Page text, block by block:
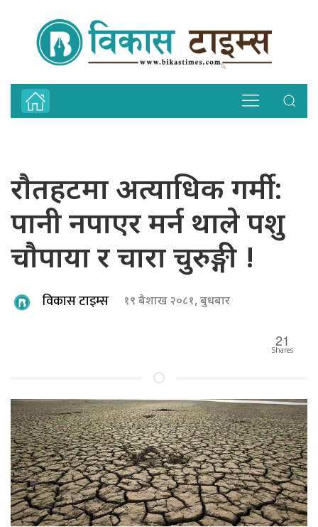
राैतहटमा अत्याधिक गर्मी :
पानी नपाएर मर्न थाले पशु
चाैपाया र चारा चुरुङ्गी !
विकास टाइम्स १९ बैशाख २०८१, बुधबार
21
Shares